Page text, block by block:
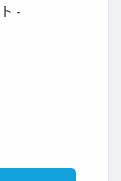
-